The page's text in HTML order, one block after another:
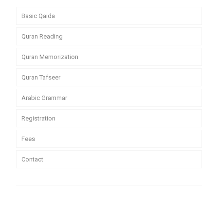
Basic Qaida
Quran Reading
Quran Memorization
Quran Tafseer
Arabic Grammar
Registration
Fees
Contact